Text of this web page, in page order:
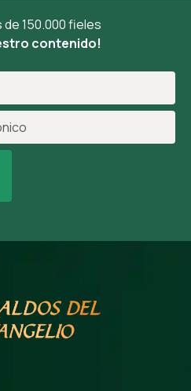
de 150.000 fieles
contenido!